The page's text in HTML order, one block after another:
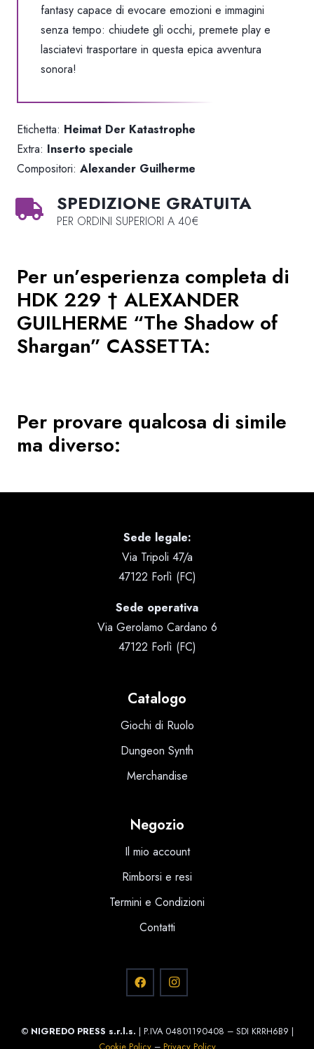
fantasy capace di evocare emozioni e immagini
senza tempo: chiudete gli occhi, premete play e
lasciatevi trasportare in questa epica avventura
sonora!
Etichetta: Heimat Der Katastrophe
Extra: Inserto speciale
Compositori: Alexander Guilherme
SPEDIZIONE GRATUITA
PER ORDINI SUPERIORI A 40€
Per un’esperienza completa di
HDK 229 † ALEXANDER
GUILHERME “The Shadow of
Shargan” CASSETTA:
Per provare qualcosa di simile
ma diverso:
Sede legale:
Via Tripoli 47/a
47122 Forlì (FC)
Sede operativa
Via Gerolamo Cardano 6
47122 Forlì (FC)
Catalogo
Giochi di Ruolo
Dungeon Synth
Merchandise
Negozio
Il mio account
Rimborsi e resi
Termini e Condizioni
Contatti
© NIGREDO PRESS s.r.l.s. | P.IVA 04801190408 – SDI KRRH6B9 |
Cookie Policy– Privacy Policy